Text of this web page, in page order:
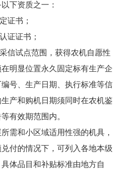
下资质之一：
证书；
证证书；
信试点范围，获得农机自愿性
明显位置永久固定标有生产企
号、生产日期、执行标准等信
产和购机日期须同时在农机鉴
有效期范围内。
需和小区域适用性强的机具，
付的情况下，可列入各地本级
体品目和补贴标准由地方自